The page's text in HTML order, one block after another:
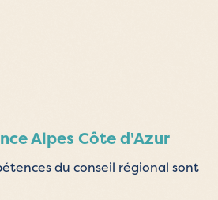
Alpes Côte d'Azur
du conseil régional sont